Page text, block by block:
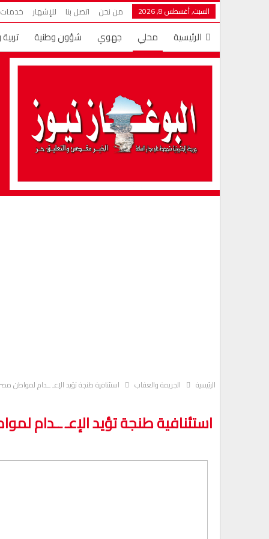
السبت, أغسطس 8, 2026 من نحن اتصل بنا للإشهار خدمات
الرئيسية محلي جهوي شؤون وطنية
دين ودنيا
عالم الأسرة المزيد قضايا وأراء
مال وأعمال مغاربة العالم
الرئيسية الجريمة والعقاب استئنافية طنجة تؤيد الإعـ ــدام
استئنافية طنجة تؤيد الإعـ ــدام